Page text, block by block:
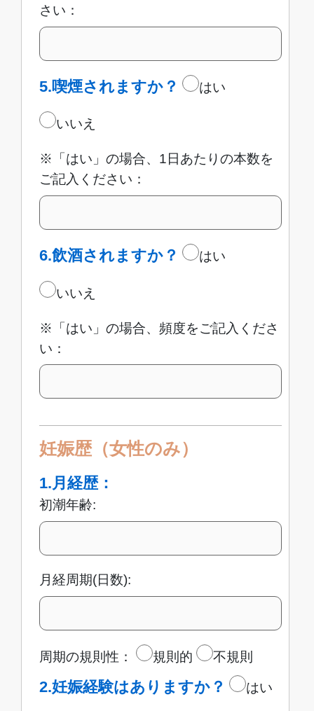
さい：
5.喫煙されますか？ はい
いいえ
※「はい」の場合、1日あたりの本数を
ご記入ください：
6.飲酒されますか？ はい
いいえ
※「はい」の場合、頻度をご記入くださ
い：
妊娠歴（女性のみ）
1.月経歴：
初潮年齢:
月経周期(日数):
周期の規則性： 規則的 不規則
2.妊娠経験はありますか？ はい